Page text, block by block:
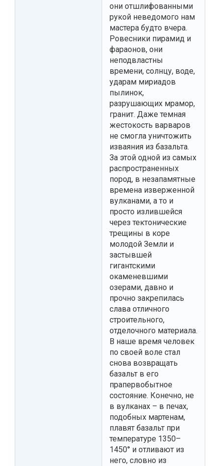
они отшлифованными
рукой неведомого нам
мастера будто вчера.
Ровесники пирамид и
фараонов, они
неподвластны
времени, солнцу, воде,
ударам мириадов
пылинок,
разрушающих мрамор,
гранит. Даже темная
жестокость варваров
не смогла уничтожить
изваяния из базальта.
За этой одной из самых
распространенных
пород, в незапамятные
времена изверженной
вулканами, а то и
просто излившейся
через тектонические
трещины в коре
молодой Земли и
застывшей
гигантскими
окаменевшими
озерами, давно и
прочно закрепилась
слава отличного
строительного,
отделочного материала.
В наше время человек
по своей воле стал
снова возвращать
базальт в его
прапервобытное
состояние. Конечно, не
в вулканах – в печах,
подобных мартенам,
плавят базальт при
температуре 1350–
1450° и отливают из
него, словно из